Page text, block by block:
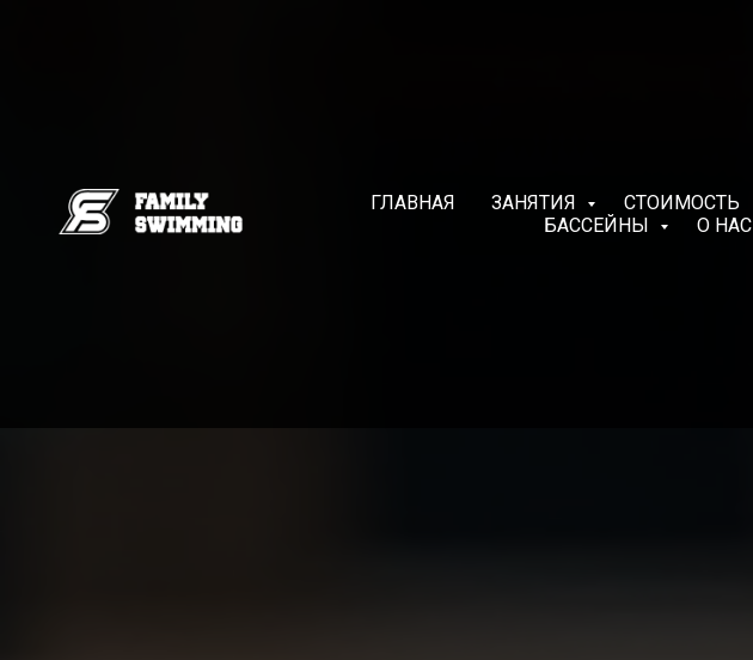
ГЛАВНАЯ ЗАНЯТИЯ СТОИМОСТЬ
БАССЕЙНЫ
О НАС